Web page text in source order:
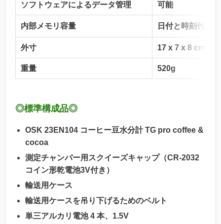
ソフトウェアによるデータ管理 可能
内部メモリ容量 日付と時刻付き
外寸 17 x 7 x 8 cm
重量 520g
◎標準構成品◎
OSK 23EN104 コーヒー豆水分計 TG pro coffee &
cocoa
測定チャンバー用スクイーズキャップ（CR-2032
コイン形乾電池3V付き）
輸送用ケース
輸送用ケースを吊り下げるためのベルト
単三アルカリ電池 4 本、1.5V